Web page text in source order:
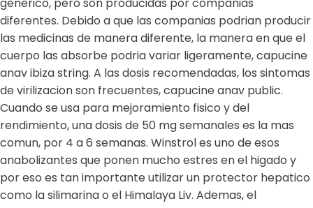
generico, pero son producidas por companias
diferentes. Debido a que las companias podrian producir
las medicinas de manera diferente, la manera en que el
cuerpo las absorbe podria variar ligeramente, capucine
anav ibiza string. A las dosis recomendadas, los sintomas
de virilizacion son frecuentes, capucine anav public.
Cuando se usa para mejoramiento fisico y del
rendimiento, una dosis de 50 mg semanales es la mas
comun, por 4 a 6 semanas. Winstrol es uno de esos
anabolizantes que ponen mucho estres en el higado y
por eso es tan importante utilizar un protector hepatico
como la silimarina o el Himalaya Liv. Ademas, el